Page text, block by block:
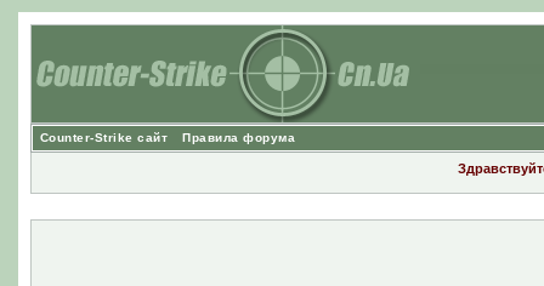
Counter-Strike сайт Правила форума